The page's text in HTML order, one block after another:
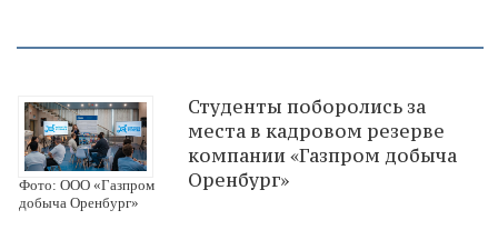
Фото: ООО «Газпром
добыча Оренбург»
Студенты поборолись за
места в кадровом резерве
компании «Газпром добыча
Оренбург»